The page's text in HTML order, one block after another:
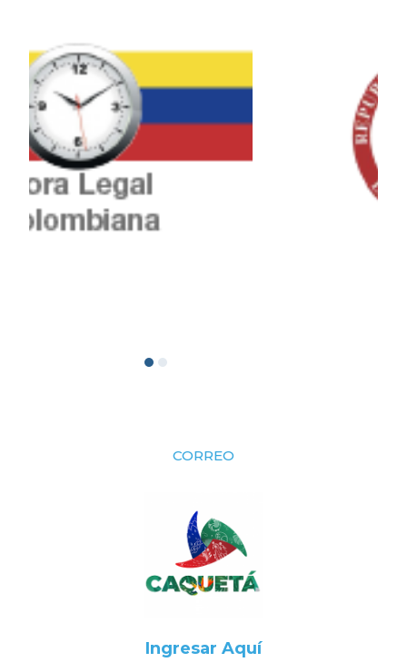
CORREO
Ingresar Aquí